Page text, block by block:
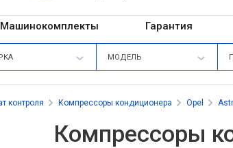
Машинокомплекты Гарантия
МОДЕЛЬ
контроля Компрессоры кондиционера Opel
Компрессоры